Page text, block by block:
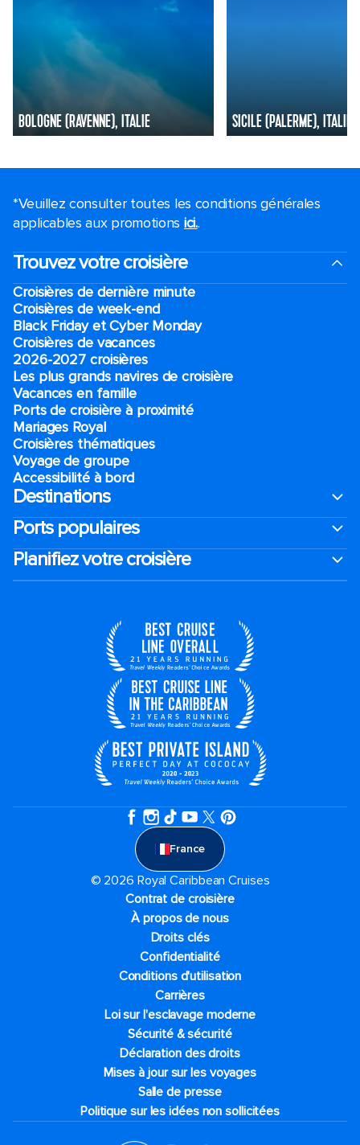
BOLOGNE (RAVENNE), ITALIE SICILE (PALERME), ITALIE
*Veuillez consulter toutes les conditions générales
applicables aux promotions ici..
Trouvez votre croisière
Croisières de dernière minute
Croisières de week-end
Black Friday et Cyber Monday
Croisières de vacances
2026-2027 croisières
Les plus grands navires de croisière
Vacances en famille
Ports de croisière à proximité
Mariages Royal
Croisières thématiques
Voyage de groupe​
Accessibilité à bord​
Destinations
Ports populaires
Planifiez votre croisière
France
© 2026 Royal Caribbean Cruises
Contrat de croisière
À propos de nous
Droits clés
Confidentialité
Conditions d'utilisation
Carrières
Loi sur l'esclavage moderne
Sécurité & sécurité
Déclaration des droits
Mises à jour sur les voyages
Salle de presse
Politique sur les idées non sollicitées